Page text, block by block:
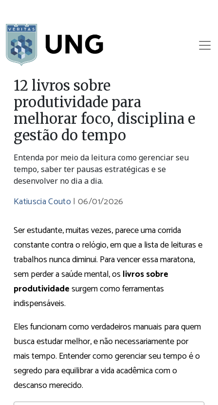
12 livros sobre
produtividade para
melhorar foco, disciplina e
gestão do tempo
Entenda por meio da leitura como gerenciar seu
tempo, saber ter pausas estratégicas e se
desenvolver no dia a dia.
Katiuscia Couto |06/01/2026
Ser estudante, muitas vezes, parece uma corrida
constante contra o relógio, em que a lista de leituras e
trabalhos nunca diminui. Para vencer essa maratona,
sem perder a saúde mental, os livros sobre
produtividadesurgem como ferramentas
indispensáveis.
Eles funcionam como verdadeiros manuais para quem
busca estudar melhor, e não necessariamente por
mais tempo. Entender como gerenciar seu tempo é o
segredo para equilibrar a vida acadêmica com o
descanso merecido.